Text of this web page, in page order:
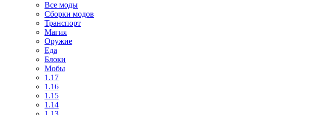
Все моды
Сборки модов
Транспорт
Магия
Оружие
Еда
Блоки
Мобы
1.17
1.16
1.15
1.14